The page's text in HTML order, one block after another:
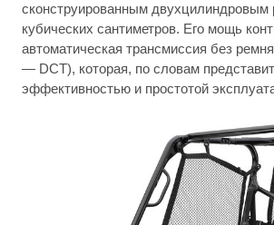
сконструированным
кубических сантиметров. Его мощь
автоматическая трансмиссия без
— DCT), которая, по словам
эффективностью и простотой